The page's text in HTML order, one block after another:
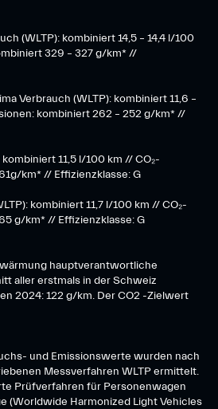
(WLTP): kombiniert 14,5 – 14,4 l/100
329 – 327 g/km* //
Verbrauch (WLTP): kombiniert 11,6 –
kombiniert 262 – 252 g/km* //
11,5 l/100 km // CO₂-
km* // Effizienzklasse: G
kombiniert 11,7 l/100 km // CO₂-
g/km* // Effizienzklasse: G
hauptverantwortliche
aller erstmals in der Schweiz
2024: 122 g/km. Der CO2 -Zielwert
und Emissionswerte wurden nach
Messverfahren WLTP ermittelt.
Prüfverfahren für Personenwagen
(Worldwide Harmonized Light Vehicles